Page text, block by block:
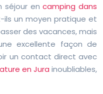
séjour encamping dans
ils un moyen pratique et
des vacances, mais
excellente façon de
un contact direct avec
en Jura inoubliables,